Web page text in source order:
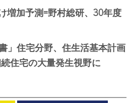
増加予測=野村総研、30年度
」住宅分野、住生活基本計画
住宅の大量発生視野に